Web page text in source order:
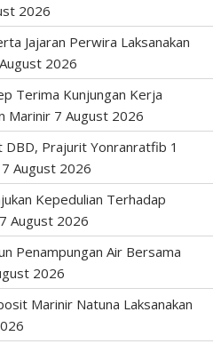
2026
Jajaran Perwira Laksanakan
2026
Terima Kunjungan Kerja
Marinir 7 August 2026
DBD, Prajurit Yonranratfib 1
7 August 2026
Kepedulian Terhadap
7 August 2026
Penampungan Air Bersama
2026
Marinir Natuna Laksanakan